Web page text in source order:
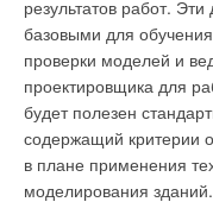
результатов работ.
базовыми для
проверки моделей и
проектировщика для
будет полезен
содержащий критерии
в плане применения
моделирования зданий.
строительного
Таким образом, к
способствующим
строительной сферы,